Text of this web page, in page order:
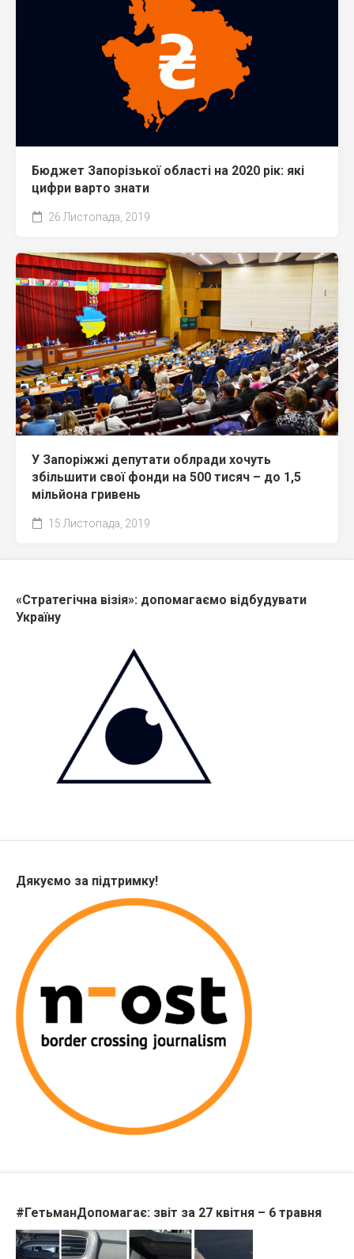
Бюджет Запорізької області на 2020 рік: які
цифри варто знати
26 Листопада, 2019
У Запоріжжі депутати облради хочуть
збільшити свої фонди на 500 тисяч – до 1,5
мільйона гривень
15 Листопада, 2019
«Стратегічна візія»: допомагаємо відбудувати
Україну
Дякуємо за підтримку!
#ГетьманДопомагає: звіт за 27 квітня – 6 травня